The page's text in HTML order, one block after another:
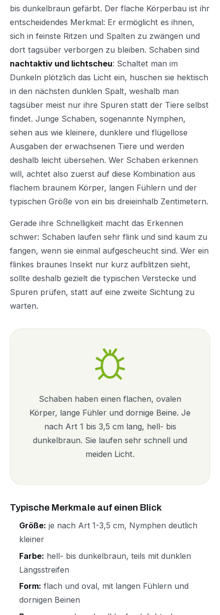
bis dunkelbraun gefärbt. Der flache Körperbau ist ihr
entscheidendes Merkmal: Er ermöglicht es ihnen,
sich in feinste Ritzen und Spalten zu zwängen und
dort tagsüber verborgen zu bleiben. Schaben sind
nachtaktiv und lichtscheu: Schaltet man im
Dunkeln plötzlich das Licht ein, huschen sie hektisch
in den nächsten dunklen Spalt, weshalb man
tagsüber meist nur ihre Spuren statt der Tiere selbst
findet. Junge Schaben, sogenannte Nymphen,
sehen aus wie kleinere, dunklere und flügellose
Ausgaben der erwachsenen Tiere und werden
deshalb leicht übersehen. Wer Schaben erkennen
will, achtet also zuerst auf diese Kombination aus
flachem braunem Körper, langen Fühlern und der
typischen Größe von ein bis dreieinhalb Zentimetern.
Gerade ihre Schnelligkeit macht das Erkennen
schwer: Schaben laufen sehr flink und sind kaum zu
fangen, wenn sie einmal aufgescheucht sind. Wer ein
flinkes braunes Insekt nur kurz aufblitzen sieht,
sollte deshalb gezielt die typischen Verstecke und
Spuren prüfen, statt auf eine zweite Sichtung zu
warten.
Schaben haben einen flachen, ovalen
Körper, lange Fühler und dornige Beine. Je
nach Art 1 bis 3,5 cm lang, hell- bis
dunkelbraun. Sie laufen sehr schnell und
meiden Licht.
Typische Merkmale auf einen Blick
Größe: je nach Art 1-3,5 cm, Nymphen deutlich
kleiner
Farbe: hell- bis dunkelbraun, teils mit dunklen
Längsstreifen
Form: flach und oval, mit langen Fühlern und
dornigen Beinen